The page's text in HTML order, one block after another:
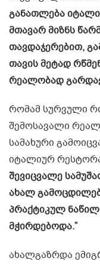
განათლება
მთავარ მიზნს
თავდაჯერებით,
თავის მეტად
რეალობად
რომამ სურვული
შემოსავალი
სამახური
იტალიურ
შევიცვალე
ახალ
პრაქტიკულ
მჭირდებოდა.”
ახალგაზრდა